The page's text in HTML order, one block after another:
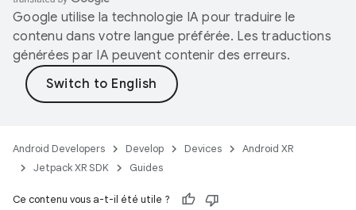
Google utilise la technologie IA pour traduire le
contenu dans votre langue préférée. Les traductions
générées par IA peuvent contenir des erreurs.
Android Developers Develop Devices
Android XR
Jetpack XR SDK
Guides
Ce contenu vous a-t-il été utile ?